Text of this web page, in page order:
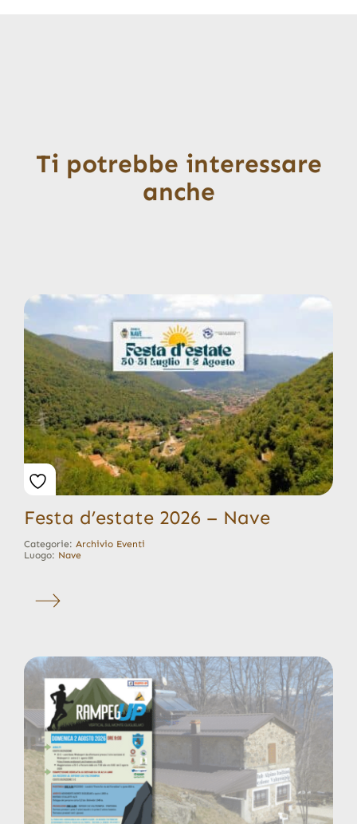
Ti potrebbe interessare
anche
Festa d’estate 2026 – Nave
Categorie: Archivio Eventi
Luogo: Nave